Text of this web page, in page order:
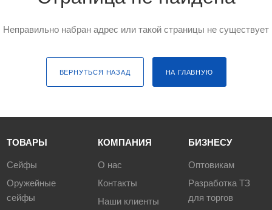
Неправильно набран адрес или такой страницы не существует
ВЕРНУТЬСЯ НАЗАД НА ГЛАВНУЮ
ТОВАРЫ
Сейфы
Оружейные
сейфы
КОМПАНИЯ
О нас
Контакты
Наши клиенты
БИЗНЕСУ
Оптовикам
Разработка ТЗ
для торгов